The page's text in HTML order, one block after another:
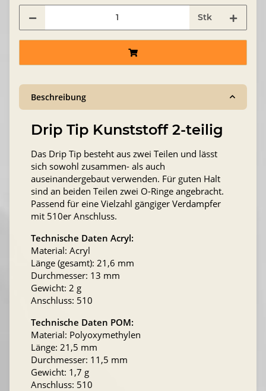
Stk
Beschreibung
Drip Tip Kunststoff 2-teilig
Das Drip Tip besteht aus zwei Teilen und lässt
sich sowohl zusammen- als auch
auseinandergebaut verwenden. Für guten Halt
sind an beiden Teilen zwei O-Ringe angebracht.
Passend für eine Vielzahl gängiger Verdampfer
mit 510er Anschluss.
Technische Daten Acryl:
Material: Acryl
Länge (gesamt): 21,6 mm
Durchmesser: 13 mm
Gewicht: 2 g
Anschluss: 510
Technische Daten POM:
Material: Polyoxymethylen
Länge: 21,5 mm
Durchmesser: 11,5 mm
Gewicht: 1,7 g
Anschluss: 510